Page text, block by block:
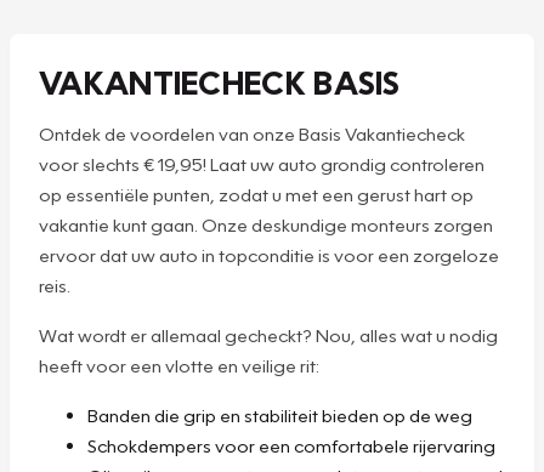
VAKANTIECHECK BASIS
Ontdek de voordelen van onze Basis Vakantiecheck
voor slechts € 19,95! Laat uw auto grondig controleren
op essentiële punten, zodat u met een gerust hart op
vakantie kunt gaan. Onze deskundige monteurs zorgen
ervoor dat uw auto in topconditie is voor een zorgeloze
reis.
Wat wordt er allemaal gecheckt? Nou, alles wat u nodig
heeft voor een vlotte en veilige rit:
Banden die grip en stabiliteit bieden op de weg
Schokdempers voor een comfortabele rijervaring